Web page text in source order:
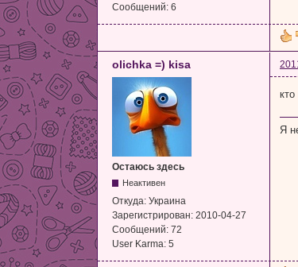
Сообщений: 6
olichka =) kisa
Остаюсь здесь
Неактивен
Откуда: Украина
Зарегистрирован: 2010-04-27
Сообщений: 72
User Karma: 5
Я